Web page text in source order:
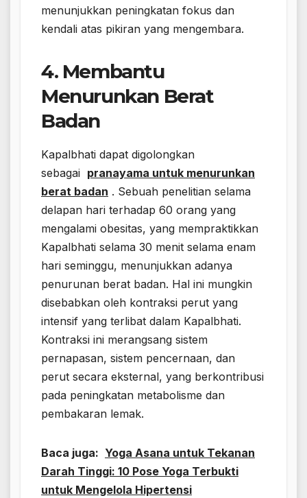
menunjukkan peningkatan fokus dan
kendali atas pikiran yang mengembara.
4. Membantu
Menurunkan Berat
Badan
Kapalbhati dapat digolongkan
sebagai pranayama untuk menurunkan
berat badan . Sebuah penelitian selama
delapan hari terhadap 60 orang yang
mengalami obesitas, yang mempraktikkan
Kapalbhati selama 30 menit selama enam
hari seminggu, menunjukkan adanya
penurunan berat badan. Hal ini mungkin
disebabkan oleh kontraksi perut yang
intensif yang terlibat dalam Kapalbhati.
Kontraksi ini merangsang sistem
pernapasan, sistem pencernaan, dan
perut secara eksternal, yang berkontribusi
pada peningkatan metabolisme dan
pembakaran lemak.
Baca juga: Yoga Asana untuk Tekanan
Darah Tinggi: 10 Pose Yoga Terbukti
untuk Mengelola Hipertensi